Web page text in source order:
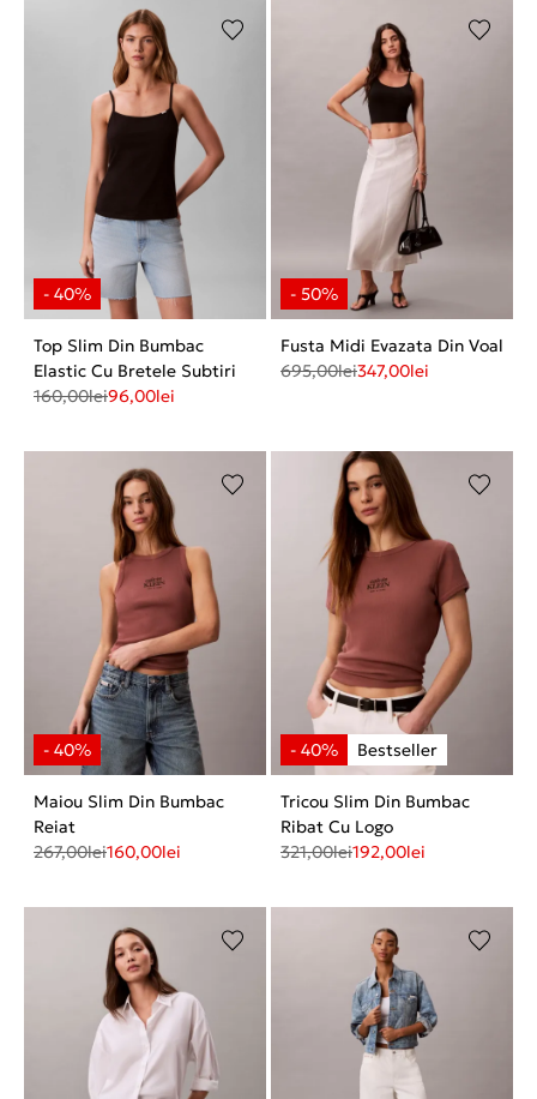
Top Slim Din Bumbac
Elastic Cu Bretele Subtiri
160,00lei96,00lei
Fusta Midi Evazata Din Voal
695,00lei347,00lei
Maiou Slim Din Bumbac
Reiat
267,00lei160,00lei
Tricou Slim Din Bumbac
Ribat Cu Logo
321,00lei192,00lei